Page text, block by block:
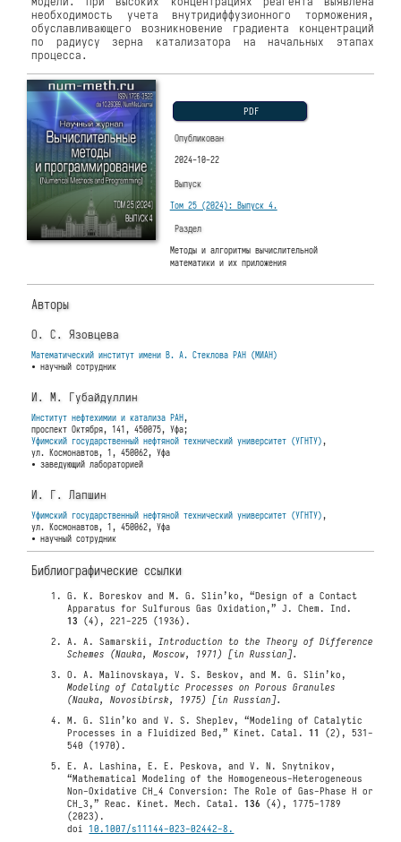
необходимость учета внутридиффузионного торможения,
обуславливающего возникновение градиента концентраций
по радиусу зерна катализатора на начальных этапах
процесса.
PDF
Опубликован
2024-10-22
Выпуск
Том 25 (2024): Выпуск 4.
Раздел
Методы и алгоритмы вычислительной
математики и их приложения
Авторы
О. С. Язовцева
Математический институт имени В. А. Стеклова РАН (МИАН)
• научный сотрудник
И. М. Губайдуллин
Институт нефтехимии и катализа РАН,
проспект Октября, 141, 450075, Уфа;
Уфимский государственный нефтяной технический университет (УГНТУ),
ул. Космонавтов, 1, 450062, Уфа
• заведующий лабораторией
И. Г. Лапшин
Уфимский государственный нефтяной технический университет (УГНТУ),
ул. Космонавтов, 1, 450062, Уфа
• научный сотрудник
Библиографические ссылки
G. K. Boreskov and M. G. Slin’ko, “Design of a Contact
Apparatus for Sulfurous Gas Oxidation,” J. Chem. Ind.
13 (4), 221-225 (1936).
A. A. Samarskii,Introduction to the Theory of Difference
Schemes (Nauka, Moscow, 1971) [in Russian].
O. A. Malinovskaya, V. S. Beskov, and M. G. Slin’ko,
Modeling of Catalytic Processes on Porous Granules
(Nauka, Novosibirsk, 1975) [in Russian].
M. G. Slin’ko and V. S. Sheplev, “Modeling of Catalytic
Processes in a Fluidized Bed,” Kinet. Catal.11
(2), 531-
540 (1970).
E. A. Lashina, E. E. Peskova, and V. N. Snytnikov,
“Mathematical Modeling of the Homogeneous-Heterogeneous
Non-Oxidative CH_4 Conversion: The Role of Gas-Phase H or
CH_3,” Reac. Kinet. Mech. Catal.136 (4), 1775-1789
(2023).
doi10.1007/s11144-023-02442-8.